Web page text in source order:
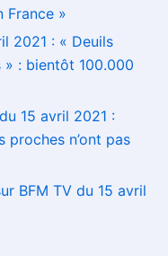
France »
2021 : « Deuils
: bientôt 100.000
15 avril 2021 :
proches n’ont pas
BFM TV du 15 avril